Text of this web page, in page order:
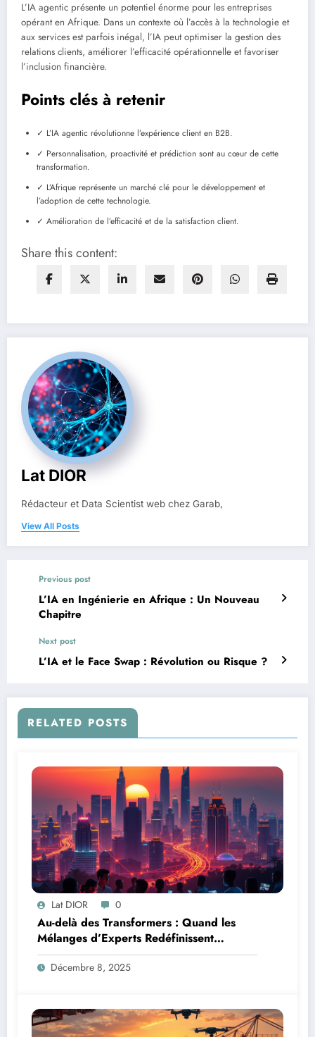
L’IA agentic présente un potentiel énorme pour les entreprises
opérant en Afrique. Dans un contexte où l’accès à la technologie et
aux services est parfois inégal, l’IA peut optimiser la gestion des
relations clients, améliorer l’efficacité opérationnelle et favoriser
l’inclusion financière.
Points clés à retenir
✓ L’IA agentic révolutionne l’expérience client en B2B.
✓ Personnalisation, proactivité et prédiction sont au cœur de cette
transformation.
✓ L’Afrique représente un marché clé pour le développement et
l’adoption de cette technologie.
✓ Amélioration de l’efficacité et de la satisfaction client.
Share this content:
Lat DIOR
Rédacteur et Data Scientist web chez Garab,
View All Posts
Previous post
L’IA en Ingénierie en Afrique : Un Nouveau
Chapitre
Next post
L’IA et le Face Swap : Révolution ou Risque ?
RELATED POSTS
Lat DIOR 0
Au-delà des Transformers : Quand les
Mélanges d’Experts Redéfinissent
l’Efficacité de l’IA
Décembre 8, 2025